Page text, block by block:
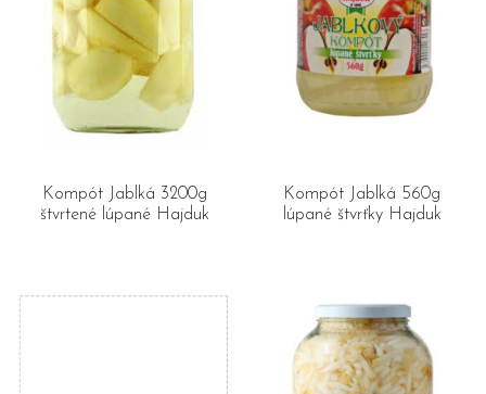
Kompót Jablká 3200g
štvrtené lúpané Hajduk
Kompót Jablká 560g
lúpané štvrťky Hajduk